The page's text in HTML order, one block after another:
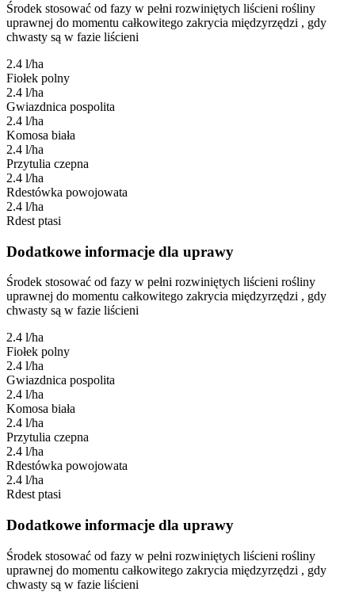
Środek stosować od fazy w pełni rozwiniętych liścieni rośliny
uprawnej do momentu całkowitego zakrycia międzyrzędzi , gdy
chwasty są w fazie liścieni
2.4 l/ha
Fiołek polny
2.4 l/ha
Gwiazdnica pospolita
2.4 l/ha
Komosa biała
2.4 l/ha
Przytulia czepna
2.4 l/ha
Rdestówka powojowata
2.4 l/ha
Rdest ptasi
Dodatkowe informacje dla uprawy
Środek stosować od fazy w pełni rozwiniętych liścieni rośliny
uprawnej do momentu całkowitego zakrycia międzyrzędzi , gdy
chwasty są w fazie liścieni
2.4 l/ha
Fiołek polny
2.4 l/ha
Gwiazdnica pospolita
2.4 l/ha
Komosa biała
2.4 l/ha
Przytulia czepna
2.4 l/ha
Rdestówka powojowata
2.4 l/ha
Rdest ptasi
Dodatkowe informacje dla uprawy
Środek stosować od fazy w pełni rozwiniętych liścieni rośliny
uprawnej do momentu całkowitego zakrycia międzyrzędzi , gdy
chwasty są w fazie liścieni